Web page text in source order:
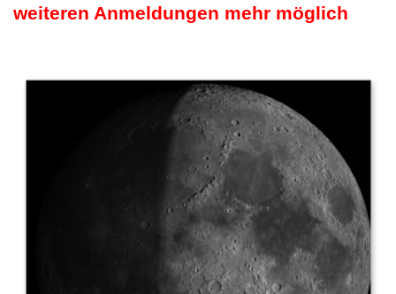
weiteren Anmeldungen mehr möglich